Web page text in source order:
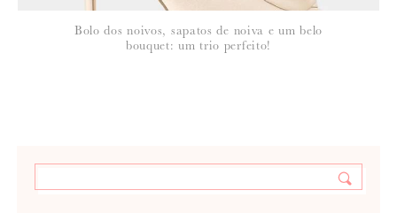
Bolo dos noivos, sapatos de noiva e um belo
bouquet: um trio perfeito!